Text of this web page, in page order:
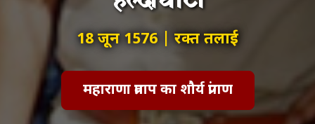
18 जून 1576 | रक्त तलाई
महाराणा प्रताप का शौर्य प्रांगण